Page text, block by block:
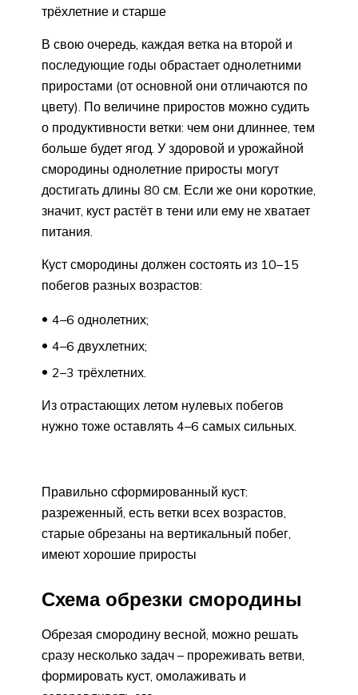
трёхлетние и старше
В свою очередь, каждая ветка на второй и
последующие годы обрастает однолетними
приростами (от основной они отличаются по
цвету). По величине приростов можно судить
о продуктивности ветки: чем они длиннее, тем
больше будет ягод. У здоровой и урожайной
смородины однолетние приросты могут
достигать длины 80 см. Если же они короткие,
значит, куст растёт в тени или ему не хватает
питания.
Куст смородины должен состоять из 10–15
побегов разных возрастов:
4–6 однолетних;
4–6 двухлетних;
2–3 трёхлетних.
Из отрастающих летом нулевых побегов
нужно тоже оставлять 4–6 самых сильных.
Правильно сформированный куст:
разреженный, есть ветки всех возрастов,
старые обрезаны на вертикальный побег,
имеют хорошие приросты
Схема обрезки смородины
Обрезая смородину весной, можно решать
сразу несколько задач – прореживать ветви,
формировать куст, омолаживать и